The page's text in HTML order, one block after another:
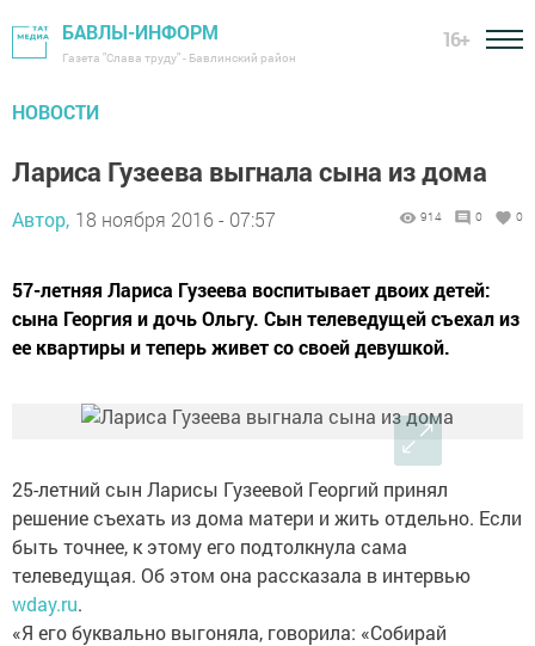
БАВЛЫ-ИНФОРМ
Газета "Слава труду" - Бавлинский район
16+
НОВОСТИ
Лариса Гузеева выгнала сына из дома
Автор, 18 ноября 2016 - 07:57 914 0 0
57-летняя Лариса Гузеева воспитывает двоих детей:
сына Георгия и дочь Ольгу. Сын телеведущей съехал из
ее квартиры и теперь живет со своей девушкой.
25-летний сын Ларисы Гузеевой Георгий принял
решение съехать из дома матери и жить отдельно. Если
быть точнее, к этому его подтолкнула сама
телеведущая. Об этом она рассказала в интервью
wday.ru.
«Я его буквально выгоняла, говорила: «Собирай